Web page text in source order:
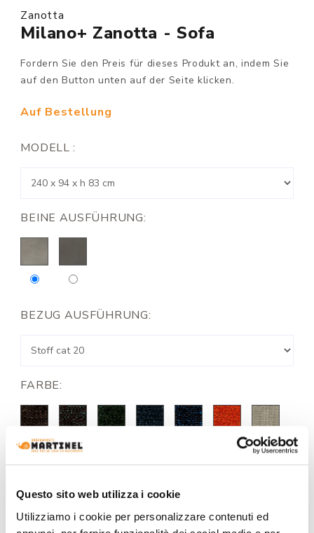
Questo sito web utilizza i cookie
Utilizziamo i cookie per personalizzare contenuti ed
Zanotta
Milano+ Zanotta - Sofa
Fordern Sie den Preis für dieses Produkt an, indem Sie
auf den Button unten auf der Seite klicken.
Auf Bestellung
MODELL :
BEINE AUSFÜHRUNG:
BEZUG AUSFÜHRUNG:
FARBE: